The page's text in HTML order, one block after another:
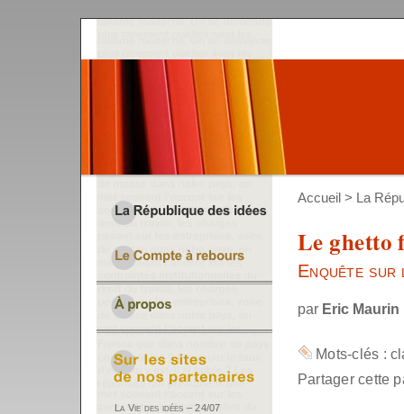
Accueil > La
Le ghetto
Enquête sur
par Eric Maurin
Mots-clés :
Partager cette
La Vie des idées – 24/07